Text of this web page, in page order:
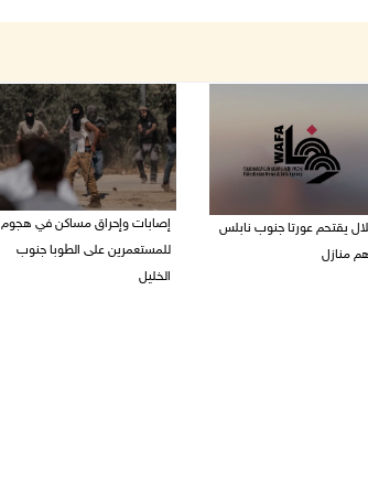
يقتحم عورتا جنوب نابلس
منازل
إصابات وإحراق مساكن في هجوم
للمستعمرين على الطوبا جنوب
الخليل